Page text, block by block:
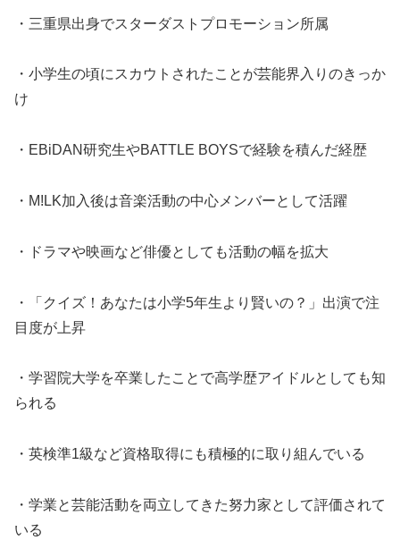
・三重県出身でスターダストプロモーション所属
・小学生の頃にスカウトされたことが芸能界入りのきっか
け
・EBiDAN研究生やBATTLE BOYSで経験を積んだ経歴
・M!LK加入後は音楽活動の中心メンバーとして活躍
・ドラマや映画など俳優としても活動の幅を拡大
・「クイズ！あなたは小学5年生より賢いの？」出演で注
目度が上昇
・学習院大学を卒業したことで高学歴アイドルとしても知
られる
・英検準1級など資格取得にも積極的に取り組んでいる
・学業と芸能活動を両立してきた努力家として評価されて
いる